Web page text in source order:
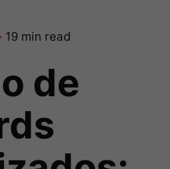
19 min read
de